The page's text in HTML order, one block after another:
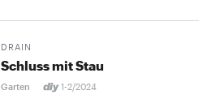
DRAIN
Schluss mit Stau
Garten 1-2/2024